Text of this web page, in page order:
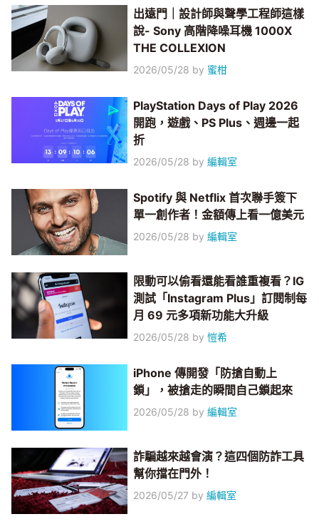
出遠門｜設計師與聲學工程師這樣
說- Sony 高階降噪耳機 1000X
THE COLLEXION
2026/05/28 by 蜜柑
PlayStation Days of Play 2026
開跑，遊戲、PS Plus、週邊一起
折
2026/05/28 by編輯室
Spotify 與 Netflix 首次聯手簽下
單一創作者！金額傳上看一億美元
2026/05/28 by編輯室
限動可以偷看還能看誰重複看？IG
測試「Instagram Plus」訂閱制每
月 69 元多項新功能大升級
2026/05/28 by愷希
iPhone 傳開發「防搶自動上
鎖」，被搶走的瞬間自己鎖起來
2026/05/28 by編輯室
詐騙越來越會演？這四個防詐工具
幫你擋在門外！
2026/05/27 by編輯室